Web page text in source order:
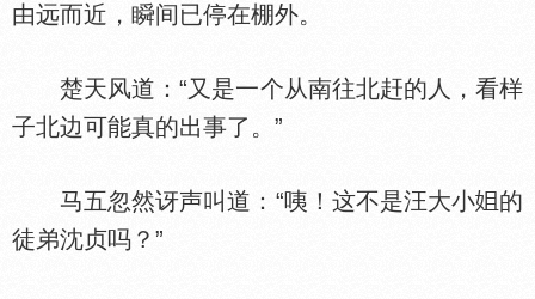
由远而近，瞬间已停在棚外。
楚天风道：“又是一个从南往北赶的人，看样
子北边可能真的出事了。”
马五忽然讶声叫道：“咦！这不是汪大小
的
徒弟沈贞吗？”